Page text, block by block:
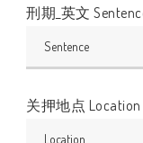
刑期_英文
关押地点 Location